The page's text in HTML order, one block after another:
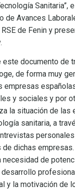
Sanitaria”,
de Avances
de Fenin y
este documento de
de forma muy
empresas
y sociales y por
la situación de las
sanitaria, a
dichas empresas.
necesidad de
y la motivación de